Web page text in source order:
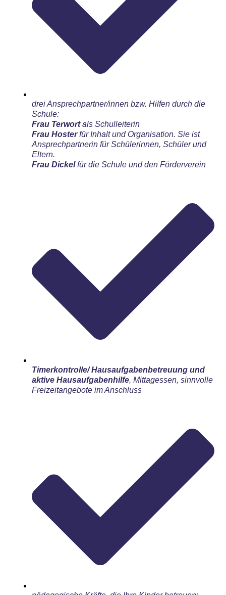
drei Ansprechpartner/innen bzw. Hilfen durch die
Schule:
Frau Terwortals Schulleiterin
Frau Hosterfür Inhalt und Organisation. Sie ist
Ansprechpartnerin für Schülerinnen, Schüler und
Eltern.
Frau Dickelfür die Schule und den Förderverein
Timerkontrolle/ Hausaufgabenbetreuung und
aktive Hausaufgabenhilfe, Mittagessen, sinnvolle
Freizeitangebote im Anschluss